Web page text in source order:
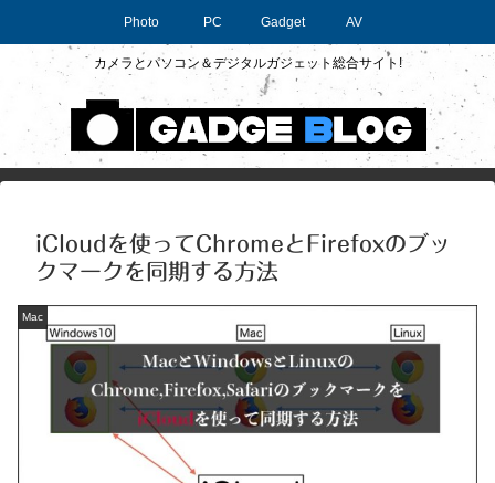
カメラとパソコン＆デジタルガジェット総合サイト!
Photo PC Gadget AV
iCloudを使ってChromeとFirefoxのブッ
クマークを同期する方法
Mac